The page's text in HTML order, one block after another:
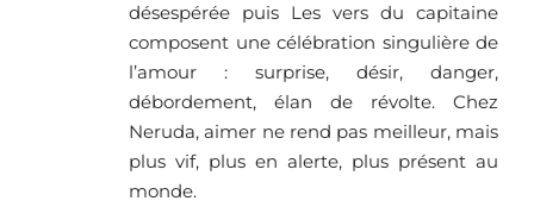
désespérée puis Les vers du capitaine
composent une célébration singulière de
l’amour : surprise, désir, danger,
débordement, élan de révolte. Chez
Neruda, aimer ne rend pas meilleur, mais
plus vif, plus en alerte, plus présent au
monde.